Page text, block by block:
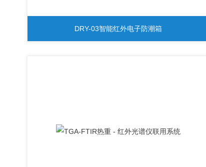
DRY-03智能红外电子防潮箱